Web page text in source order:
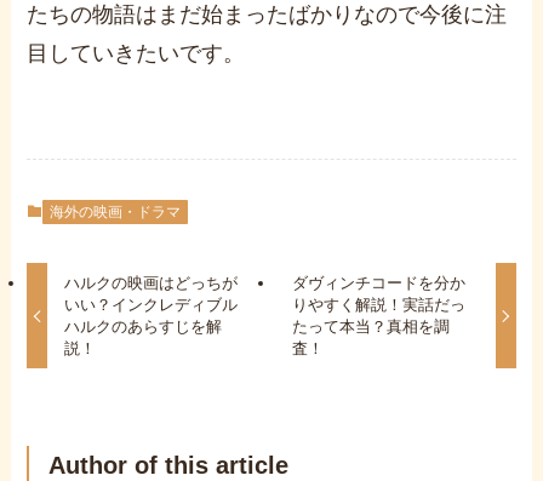
たちの物語はまだ始まったばかりなので今後に注
目していきたいです。
海外の映画・ドラマ
ハルクの映画はどっちが
いい？インクレディブル
ハルクのあらすじを解
説！
ダヴィンチコードを分か
りやすく解説！実話だっ
たって本当？真相を調
査！
Author of this article